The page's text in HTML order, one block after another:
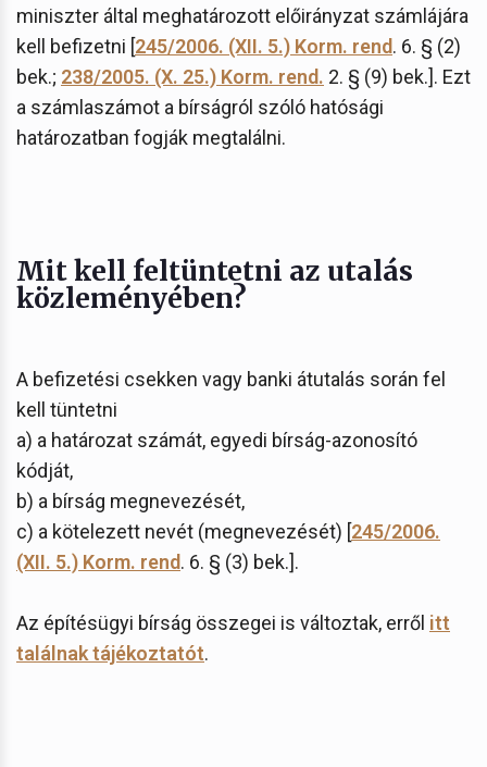
miniszter által meghatározott előirányzat számlájára
kell befizetni [245/2006. (XII. 5.) Korm. rend. 6. § (2)
bek.; 238/2005. (X. 25.) Korm. rend. 2. § (9) bek.]. Ezt
a számlaszámot a bírságról szóló hatósági
határozatban fogják megtalálni.
Mit kell feltüntetni az utalás
közleményében?
A befizetési csekken vagy banki átutalás során fel
kell tüntetni
a) a határozat számát, egyedi bírság-azonosító
kódját,
b) a bírság megnevezését,
c) a kötelezett nevét (megnevezését) [245/2006.
(XII. 5.) Korm. rend. 6. § (3) bek.].
Az építésügyi bírság összegei is változtak, erről itt
találnak tájékoztatót.